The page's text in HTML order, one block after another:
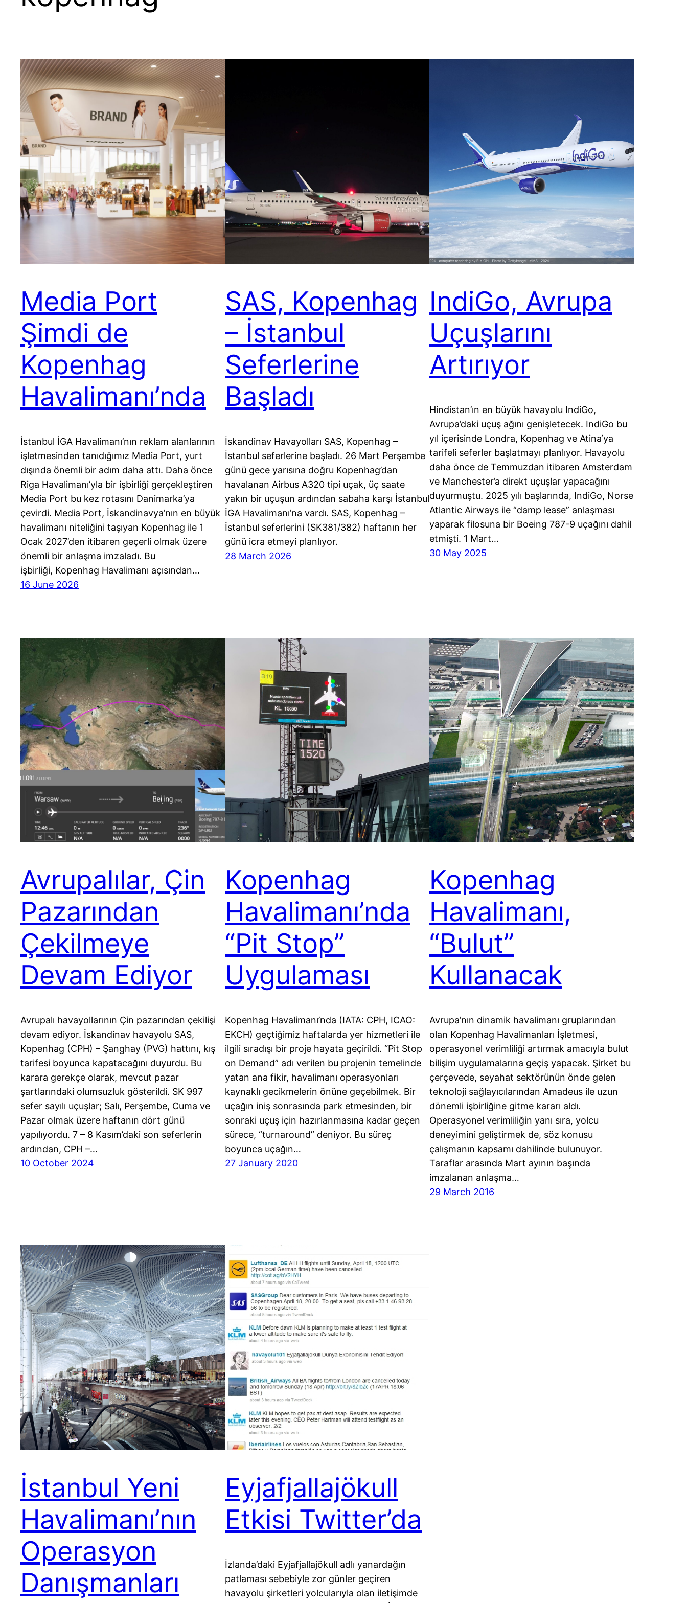
Media Port
Şimdi de
Kopenhag
Havalimanı’nda
İstanbul İGA Havalimanı’nın reklam alanlarının
işletmesinden tanıdığımız Media Port, yurt
dışında önemli bir adım daha attı. Daha önce
Riga Havalimanı’yla bir işbirliği gerçekleştiren
Media Port bu kez rotasını Danimarka’ya
çevirdi. Media Port, İskandinavya’nın en büyük
havalimanı niteliğini taşıyan Kopenhag ile 1
Ocak 2027’den itibaren geçerli olmak üzere
önemli bir anlaşma imzaladı. Bu
işbirliği, Kopenhag Havalimanı açısından…
16 June 2026
SAS, Kopenhag
– İstanbul
Seferlerine
Başladı
İskandinav Havayolları SAS, Kopenhag –
İstanbul seferlerine başladı. 26 Mart Perşembe
günü gece yarısına doğru Kopenhag’dan
havalanan Airbus A320 tipi uçak, üç saate
yakın bir uçuşun ardından sabaha karşı İstanbul
İGA Havalimanı’na vardı. SAS, Kopenhag –
İstanbul seferlerini (SK381/382) haftanın her
günü icra etmeyi planlıyor.
28 March 2026
IndiGo, Avrupa
Uçuşlarını
Artırıyor
Hindistan’ın en büyük havayolu IndiGo,
Avrupa’daki uçuş ağını genişletecek. IndiGo bu
yıl içerisinde Londra, Kopenhag ve Atina‘ya
tarifeli seferler başlatmayı planlıyor. Havayolu
daha önce de Temmuzdan itibaren Amsterdam
ve Manchester’a direkt uçuşlar yapacağını
duyurmuştu. 2025 yılı başlarında, IndiGo, Norse
Atlantic Airways ile “damp lease” anlaşması
yaparak filosuna bir Boeing 787-9 uçağını dahil
etmişti. 1 Mart…
30 May 2025
Avrupalılar, Çin
Pazarından
Çekilmeye
Devam Ediyor
Avrupalı havayollarının Çin pazarından çekilişi
devam ediyor. İskandinav havayolu SAS,
Kopenhag (CPH) – Şanghay (PVG) hattını, kış
tarifesi boyunca kapatacağını duyurdu. Bu
karara gerekçe olarak, mevcut pazar
şartlarındaki olumsuzluk gösterildi. SK 997
sefer sayılı uçuşlar; Salı, Perşembe, Cuma ve
Pazar olmak üzere haftanın dört günü
yapılıyordu. 7 – 8 Kasım’daki son seferlerin
ardından, CPH –…
10 October 2024
Kopenhag
Havalimanı’nda
“Pit Stop”
Uygulaması
Kopenhag Havalimanı’nda (IATA: CPH, ICAO:
EKCH) geçtiğimiz haftalarda yer hizmetleri ile
ilgili sıradışı bir proje hayata geçirildi. “Pit Stop
on Demand” adı verilen bu projenin temelinde
yatan ana fikir, havalimanı operasyonları
kaynaklı gecikmelerin önüne geçebilmek. Bir
uçağın iniş sonrasında park etmesinden, bir
sonraki uçuş için hazırlanmasına kadar geçen
sürece, “turnaround” deniyor. Bu süreç
boyunca uçağın…
27 January 2020
Kopenhag
Havalimanı,
“Bulut”
Kullanacak
Avrupa’nın dinamik havalimanı gruplarından
olan Kopenhag Havalimanları İşletmesi,
operasyonel verimliliği artırmak amacıyla bulut
bilişim uygulamalarına geçiş yapacak. Şirket bu
çerçevede, seyahat sektörünün önde gelen
teknoloji sağlayıcılarından Amadeus ile uzun
dönemli işbirliğine gitme kararı aldı.
Operasyonel verimliliğin yanı sıra, yolcu
deneyimini geliştirmek de, söz konusu
çalışmanın kapsamı dahilinde bulunuyor.
Taraflar arasında Mart ayının başında
imzalanan anlaşma…
29 March 2016
İstanbul Yeni
Havalimanı’nın
Operasyon
Danışmanları
Eyjafjallajökull
Etkisi Twitter’da
İzlanda’daki Eyjafjallajökull adlı yanardağın
patlaması sebebiyle zor günler geçiren
havayolu şirketleri yolcularıyla olan iletişimde